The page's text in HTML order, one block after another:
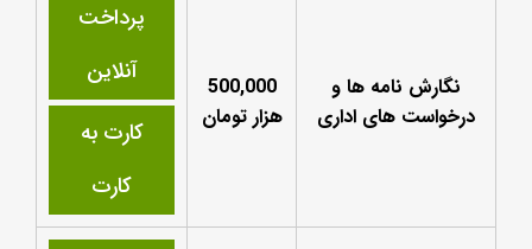
نگارش نامه ها و
درخواست های اداری
500,000
هزار تومان
پرداخت
آنلاین
کارت به
کارت